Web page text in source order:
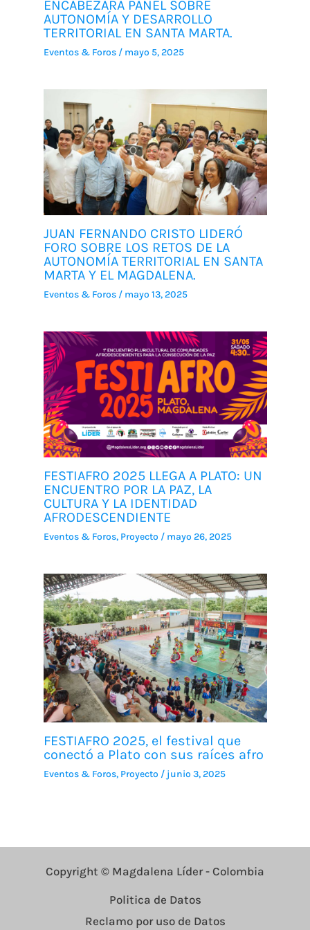
ENCABEZARÁ PANEL SOBRE
AUTONOMÍA Y DESARROLLO
TERRITORIAL EN SANTA MARTA.
Eventos & Foros/ mayo 5, 2025
JUAN FERNANDO CRISTO LIDERÓ
FORO SOBRE LOS RETOS DE LA
AUTONOMÍA TERRITORIAL EN SANTA
MARTA Y EL MAGDALENA.
Eventos & Foros/ mayo 13, 2025
FESTIAFRO 2025 LLEGA A PLATO: UN
ENCUENTRO POR LA PAZ, LA
CULTURA Y LA IDENTIDAD
AFRODESCENDIENTE
Eventos & Foros, Proyecto / mayo 26, 2025
FESTIAFRO 2025, el festival que
conectó a Plato con sus raíces afro
Eventos & Foros, Proyecto / junio 3, 2025
Copyright © Magdalena Líder - Colombia
Politica de Datos
Reclamo por uso de Datos